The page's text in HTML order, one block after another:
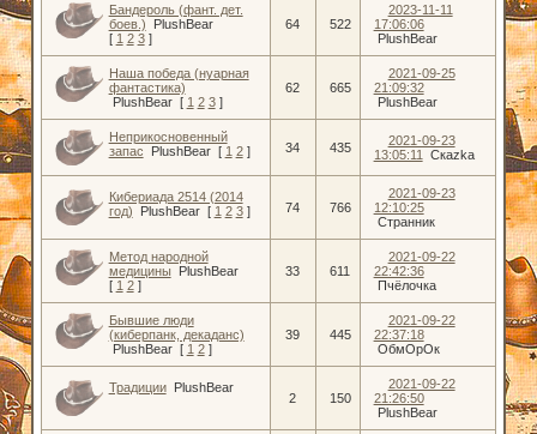
Бандероль (фант. дет.
боев.)
PlushBear
[ 1 2 3 ]
64 522
2023-11-11
17:06:06
PlushBear
Наша победа (нуарная
фантастика)
PlushBear [ 1 2 3 ]
62 665
2021-09-25
21:09:32
PlushBear
Неприкосновенный
запас
PlushBear [ 1 2 ] 34 435
2021-09-23
13:05:11
Скаzka
Кибериада 2514 (2014
год)
PlushBear [ 1 2 3 ] 74 766
2021-09-23
12:10:25
Странник
Метод народной
медицины
PlushBear
[ 1 2 ]
33 611
2021-09-22
22:42:36
Пчёлочка
Бывшие люди
(киберпанк, декаданс)
PlushBear [ 1 2 ]
39 445
2021-09-22
22:37:18
ОбмОрОк
Традиции PlushBear
2 150
2021-09-22
21:26:50
PlushBear